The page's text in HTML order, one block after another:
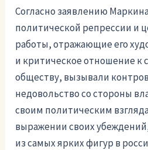
Согласно заявлению
политической репрессии и
работы, отражающие его
и критическое отношение к
обществу, вызывали
недовольство со стороны
своим политическим
выражении своих
из самых ярких фигур в